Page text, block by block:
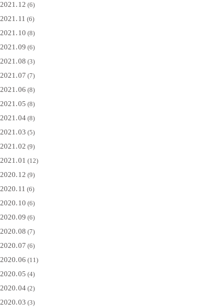
2021.12 (6)
2021.11 (6)
2021.10 (8)
2021.09 (6)
2021.08 (3)
2021.07 (7)
2021.06 (8)
2021.05 (8)
2021.04(8)
2021.03 (5)
2021.02 (9)
2021.01 (12)
2020.12 (9)
2020.11 (6)
2020.10 (6)
2020.09 (6)
2020.08 (7)
2020.07 (6)
2020.06 (11)
2020.05 (4)
2020.04(2)
2020.03 (3)